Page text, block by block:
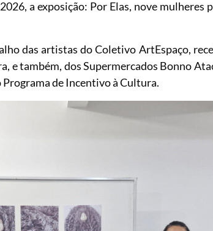
a exposição: Por Elas, nove mulheres
das artistas do Coletivo ArtEspaço,
e também, dos Supermercados Bonno
de Incentivo à Cultura.